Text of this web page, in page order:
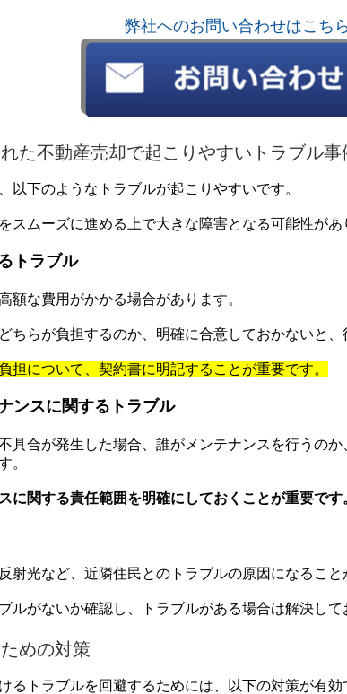
弊社へのお問い合わせはこち
た不動産売却で起こりやすいトラブル事
以下のようなトラブルが起こりやすいです。
スムーズに進める上で大きな障害となる可能性があ
トラブル
額な費用がかかる場合があります。
ちらが負担するのか、明確に合意しておかないと、
担について、契約書に明記することが重要です。
ンスに関するトラブル
具合が発生した場合、誰がメンテナンスを行うの
。
に関する責任範囲を明確にしておくことが重要です
射光など、近隣住民とのトラブルの原因になること
ルがないか確認し、トラブルがある場合は解決して
めの対策
るトラブルを回避するためには、以下の対策が有効